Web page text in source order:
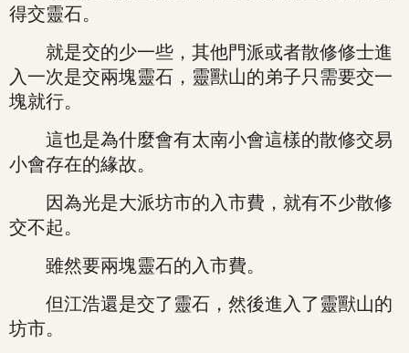
得交靈石。
就是交的少一些，其他門派或者散修修士進
入一次是交兩塊靈石，靈獸山的弟子只需要交一
塊就行。
這也是為什麼會有太南小會這樣的散修交易
小會存在的緣故。
因為光是大派坊市的入市費，就有不少散修
交不起。
雖然要兩塊靈石的入市費。
但江浩還是交了靈石，然後進入了靈獸山的
坊市。